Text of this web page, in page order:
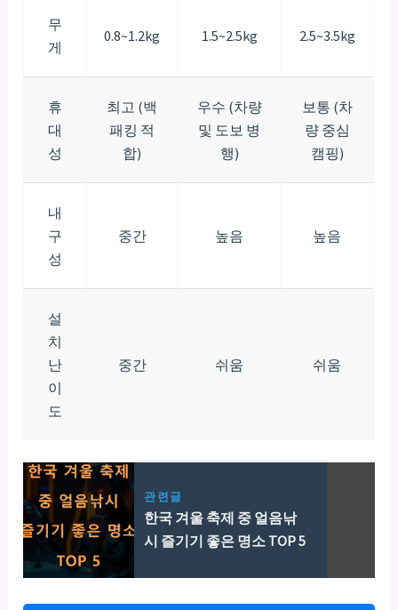
무
게
0.8~1.2kg 1.5~2.5kg 2.5~3.5kg
휴
대
성
최고 (백
패킹 적
합)
우수 (차량
및 도보 병
행)
보통 (차
량 중심
캠핑)
내
구
성
중간 높음 높음
설
치
난
이
도
중간 쉬움 쉬움
관련글
한국 겨울 축제 중 얼음낚
시 즐기기 좋은 명소 TOP 5